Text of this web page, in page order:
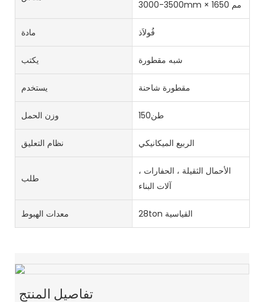
3000-3500mm × 1650 مم
مادة فُولاَذ
يكتب شبه مقطورة
يستخدم مقطورة شاحنة
وزن الحمل طن150
نظام التعليق الربيع الميكانيكي
طلب
الأحمال الثقيلة ، الحفارات ،
آلات البناء
معدات الهبوط 28ton القياسية
تفاصيل المنتج